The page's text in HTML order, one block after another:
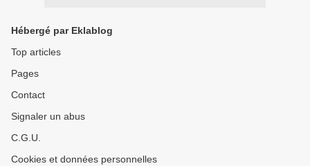
Hébergé par Eklablog
Top articles
Pages
Contact
Signaler un abus
C.G.U.
Cookies et données personnelles